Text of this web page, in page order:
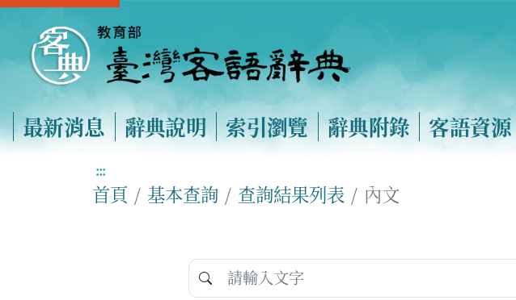
最新消息 辭典說明 索引瀏覽 辭典附錄 客語資源
:::
首頁 基本查詢 查詢結果列表 內文